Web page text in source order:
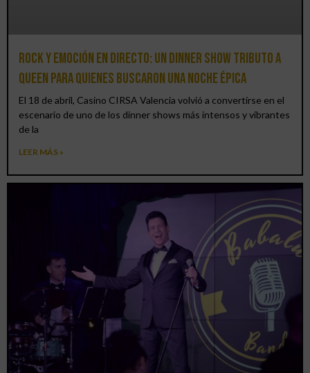
Rock y emoción en directo: un Dinner Show Tributo a
Queen para quienes buscaron una noche épica
El 18 de abril, Casino CIRSA Valencia volvió a convertirse en el
escenario de uno de los dinner shows más intensos y vibrantes
de la
LEER MÁS »